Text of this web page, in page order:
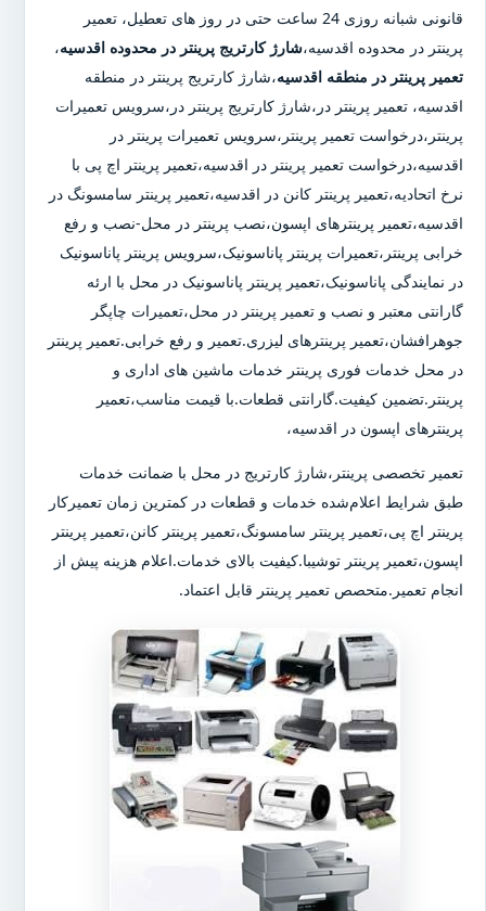
قانونی شبانه روزی 24 ساعت حتی در روز های تعطیل، تعمیر
پرینتر در محدوده اقدسیه،شارژ کارتریج پرینتر در محدوده اقدسیه،
تعمیر پرینتر در منطقه اقدسیه،شارژ کارتریج پرینتر در منطقه
اقدسیه، تعمیر پرینتر در،شارژ کارتریج پرینتر در،سرویس تعمیرات
پرینتر،درخواست تعمیر پرینتر،سرویس تعمیرات پرینتر در
اقدسیه،درخواست تعمیر پرینتر در اقدسیه،تعمیر پرینتر اچ پی با
نرخ اتحادیه،تعمیر پرینتر کانن در اقدسیه،تعمیر پرینتر سامسونگ در
اقدسیه،تعمیر پرینترهای اپسون،نصب پرینتر در محل-نصب و رفع
خرابی پرینتر،تعمیرات پرینتر پاناسونیک،سرویس پرینتر پاناسونیک
در نمایندگی پاناسونیک،تعمیر پرینتر پاناسونیک در محل با ارئه
گارانتی معتبر و نصب و تعمیر پرینتر در محل،تعمیرات چاپگر
جوهرافشان،تعمیر پرینترهای لیزری.تعمیر و رفع خرابی.تعمیر پرینتر
در محل خدمات فوری پرینتر خدمات ماشین های اداری و
پرینتر.تضمین کیفیت.گارانتی قطعات.با قیمت مناسب،تعمیر
پرینترهای اپسون در اقدسیه،
تعمیر تخصصی پرینتر،شارژ کارتریج در محل با ضمانت خدمات
طبق شرایط اعلام‌شده خدمات و قطعات در کمترین زمان تعمیرکار
پرینتر اچ پی،تعمیر پرینتر سامسونگ،تعمیر پرینتر کانن،تعمیر پرینتر
اپسون،تعمیر پرینتر توشیبا.کیفیت بالای خدمات.اعلام هزینه پیش از
انجام تعمیر.متحصص تعمیر پرینتر قابل اعتماد.